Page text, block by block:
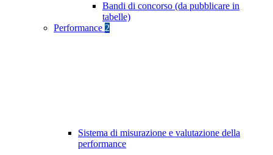
Bandi di concorso (da pubblicare in
tabelle)
Performance 2
Sistema di misurazione e valutazione della
performance